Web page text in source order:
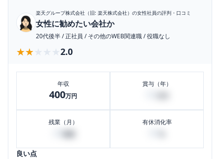
楽天グループ株式会社（旧: 楽天株式会社） の女性社員の評判・口コミ
女性に勧めたい会社か
20代後半/正社員 /その他のWEB関連職/役職なし
★★★★★
★★★★★ 2.0
年収
400万円
賞与（年）
残業（月） 有休消化率
良い点